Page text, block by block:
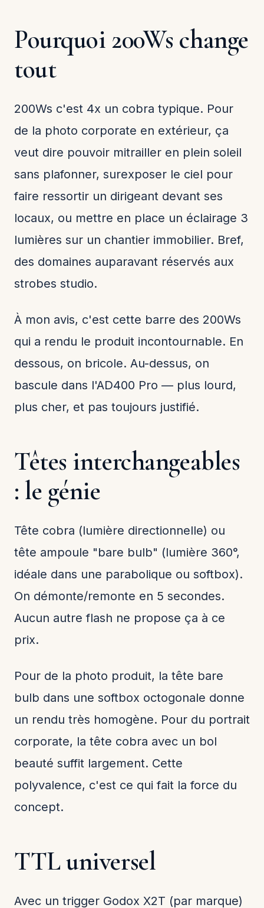
Pourquoi 200Ws change
tout
200Ws c'est 4x un cobra typique. Pour
de la photo corporate en extérieur, ça
veut dire pouvoir mitrailler en plein soleil
sans plafonner, surexposer le ciel pour
faire ressortir un dirigeant devant ses
locaux, ou mettre en place un éclairage 3
lumières sur un chantier immobilier. Bref,
des domaines auparavant réservés aux
strobes studio.
À mon avis, c'est cette barre des 200Ws
qui a rendu le produit incontournable. En
dessous, on bricole. Au-dessus, on
bascule dans l'AD400 Pro — plus lourd,
plus cher, et pas toujours justifié.
Têtes interchangeables
: le génie
Tête cobra (lumière directionnelle) ou
tête ampoule "bare bulb" (lumière 360°,
idéale dans une parabolique ou softbox).
On démonte/remonte en 5 secondes.
Aucun autre flash ne propose ça à ce
prix.
Pour de la photo produit, la tête bare
bulb dans une softbox octogonale donne
un rendu très homogène. Pour du portrait
corporate, la tête cobra avec un bol
beauté suffit largement. Cette
polyvalence, c'est ce qui fait la force du
concept.
TTL universel
Avec un trigger Godox X2T (par marque)